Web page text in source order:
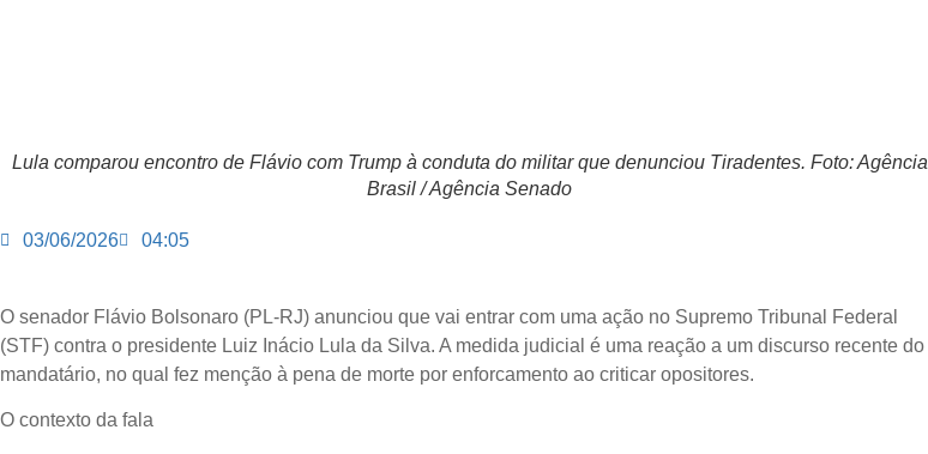
Lula comparou encontro de Flávio com Trump à conduta do militar que denunciou Tiradentes. Foto: Agência
Brasil / Agência Senado
03/06/2026 04:05
O senador Flávio Bolsonaro (PL-RJ) anunciou que vai entrar com uma ação no Supremo Tribunal Federal
(STF) contra o presidente Luiz Inácio Lula da Silva. A medida judicial é uma reação a um discurso recente do
mandatário, no qual fez menção à pena de morte por enforcamento ao criticar opositores.
O contexto da fala